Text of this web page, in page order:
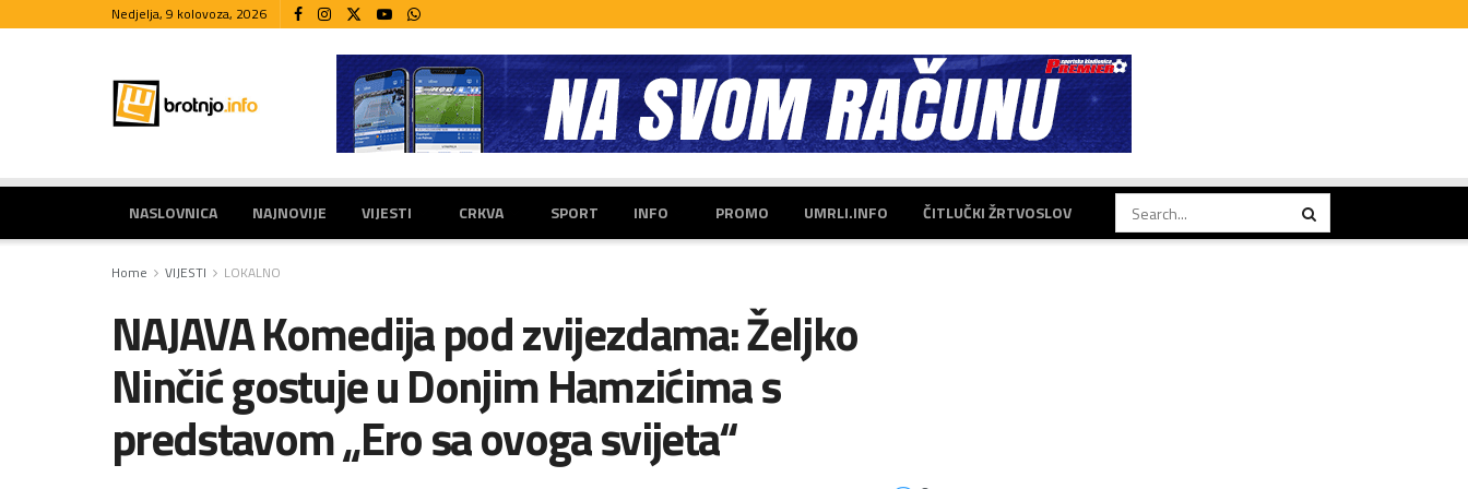
Nedjelja, 9 kolovoza, 2026
NASLOVNICA NAJNOVIJE VIJESTI CRKVA SPORT INFO PROMO UMRLI.INFO ČITLUČKI ŽRTVOSLOV
Home VIJESTI LOKALNO
NAJAVA Komedija pod zvijezdama: Željko
Ninčić gostuje u Donjim Hamzićima s
predstavom „Ero sa ovoga svijeta“